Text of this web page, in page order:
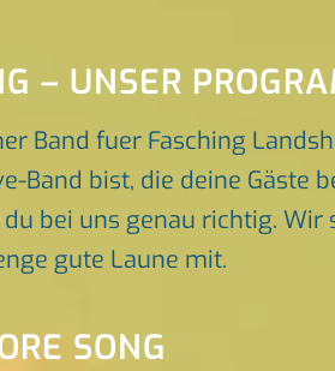
– UNSER
Band fuer Fasching
Band bist, die deine
bei uns genau richtig. Wir
gute Laune mit.
SONG